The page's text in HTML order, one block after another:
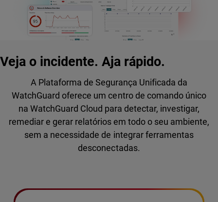
Veja o incidente. Aja rápido.
A Plataforma de Segurança Unificada da
WatchGuard oferece um centro de comando único
na WatchGuard Cloud para detectar, investigar,
remediar e gerar relatórios em todo o seu ambiente,
sem a necessidade de integrar ferramentas
desconectadas.